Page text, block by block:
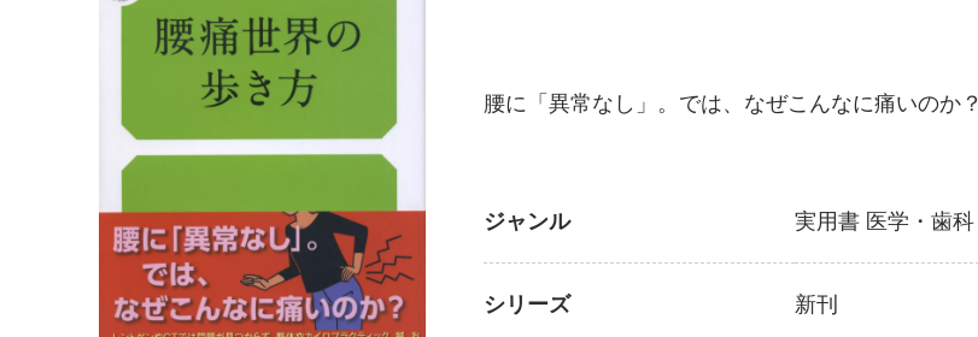
腰に「異常なし」。では、なぜこんなに痛いのか？
ジャンル 実用書 医学・歯科
シリーズ 新刊